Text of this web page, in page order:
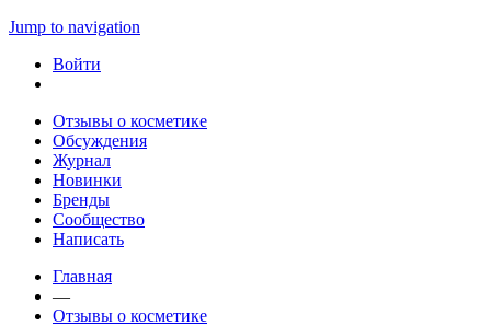
Jump to navigation
Войти
Отзывы о косметике
Обсуждения
Журнал
Новинки
Бренды
Сообщество
Написать
Главная
—
Отзывы о косметике